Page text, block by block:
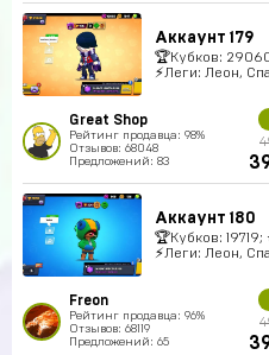
Аккаунт 179
🏆Кубков:
⚡Леги: Леон,
Great Shop
Рейтинг продавца: 98%
Отзывов: 68048
Предложений: 83
Аккаунт 180
🏆Кубков:
⚡Леги: Леон,
Freon
Рейтинг продавца: 96%
Отзывов: 68119
Предложений: 65